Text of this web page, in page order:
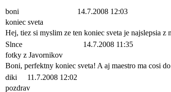
boni
14.7.2008 12:03
koniec sveta
Hej, tiez si myslim ze ten koniec sveta je najslepsia
Slnce
14.7.2008 11:35
fotky z Javornikov
Boni, perfektny koniec sveta! A aj maestro ma cosi
diki
11.7.2008 12:02
pozdrav